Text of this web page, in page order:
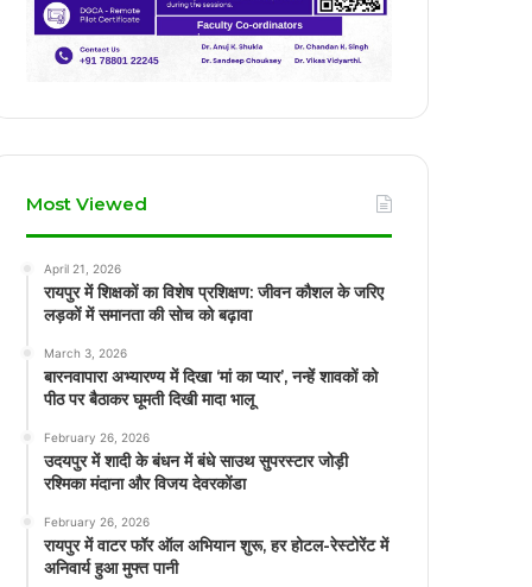
Most Viewed
April 21, 2026
रायपुर में शिक्षकों का विशेष प्रशिक्षण: जीवन कौशल के जरिए
लड़कों में समानता की सोच को बढ़ावा
March 3, 2026
बारनवापारा अभ्यारण्य में दिखा ‘मां का प्यार’, नन्हें शावकों को
पीठ पर बैठाकर घूमती दिखी मादा भालू
February 26, 2026
उदयपुर में शादी के बंधन में बंधे साउथ सुपरस्टार जोड़ी
रश्मिका मंदाना और विजय देवरकोंडा
February 26, 2026
रायपुर में वाटर फॉर ऑल अभियान शुरू, हर होटल-रेस्टोरेंट में
अनिवार्य हुआ मुफ्त पानी